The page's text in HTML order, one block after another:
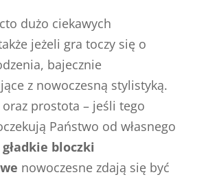
dużo ciekawych
jeżeli gra toczy się o
bajecznie
z nowoczesną stylistyką.
prostota – jeśli tego
Państwo od własnego
gładkie bloczki
nowoczesne zdają się być